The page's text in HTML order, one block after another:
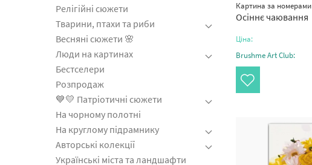
Релігійні сюжети
Тварини, птахи та риби
Весняні сюжети 🌸
Люди на картинах
Бестселери
Розпродаж
💙💛 Патріотичні сюжети
На чорному полотні
На круглому підрамнику
Авторські колекції
Українські міста та ландшафти
Картина за номерами
Осіннє чаювання
Ціна:
Brushme Art Club: